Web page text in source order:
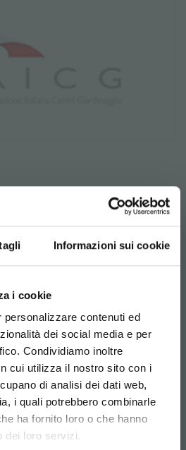
Informazioni sui cookie
i cookie
contenuti ed
dei social media e per
Condividiamo inoltre
cui utilizza il nostro sito con i
di analisi dei dati web,
i quali potrebbero combinarle
ha fornito loro o che hanno
dei loro servizi.
you are in and your
browsing experience